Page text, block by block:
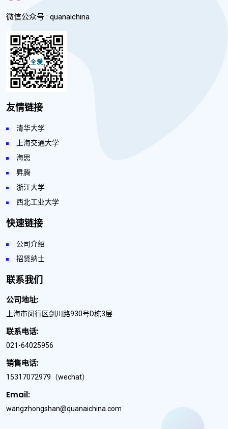
微信公众号 : quanaichina
友情链接
清华大学
上海交通大学
海思
昇腾
浙江大学
西北工业大学
快速链接
公司介绍
招贤纳士
联系我们
公司地址:
上海市闵行区剑川路930号D栋3层
联系电话:
021-64025956
销售电话:
15317072979 （wechat）
Email:
wangzhongshan@quanaichina.com